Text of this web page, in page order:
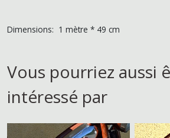
Dimensions: 1 mètre * 49 cm
Vous pourriez aussi
intéressé par